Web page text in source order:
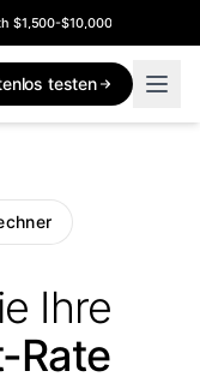
$1,500-$10,000
testen
Ihre
Rate